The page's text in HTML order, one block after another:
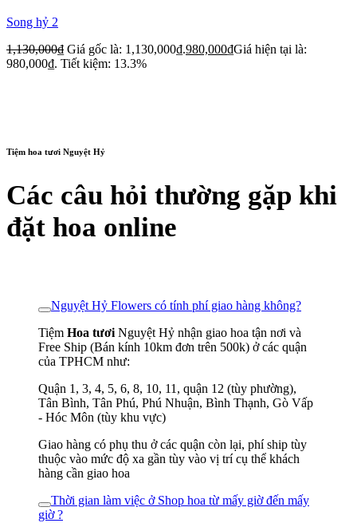
Song hỷ 2
1,130,000₫ Giá gốc là: 1,130,000₫.980,000₫Giá hiện tại là:
980,000₫. Tiết kiệm: 13.3%
Tiệm hoa tươi Nguyệt Hỷ
Các câu hỏi thường gặp khi
đặt hoa online
Nguyệt Hỷ Flowers có tính phí giao hàng không?
Tiệm Hoa tươi Nguyệt Hỷ nhận giao hoa tận nơi và
Free Ship (Bán kính 10km đơn trên 500k) ở các quận
của TPHCM như:
Quận 1, 3, 4, 5, 6, 8, 10, 11, quận 12 (tùy phường),
Tân Bình, Tân Phú, Phú Nhuận, Bình Thạnh, Gò Vấp
- Hóc Môn (tùy khu vực)
Giao hàng có phụ thu ở các quận còn lại, phí ship tùy
thuộc vào mức độ xa gần tùy vào vị trí cụ thể khách
hàng cần giao hoa
Thời gian làm việc ở Shop hoa từ mấy giờ đến mấy
giờ ?